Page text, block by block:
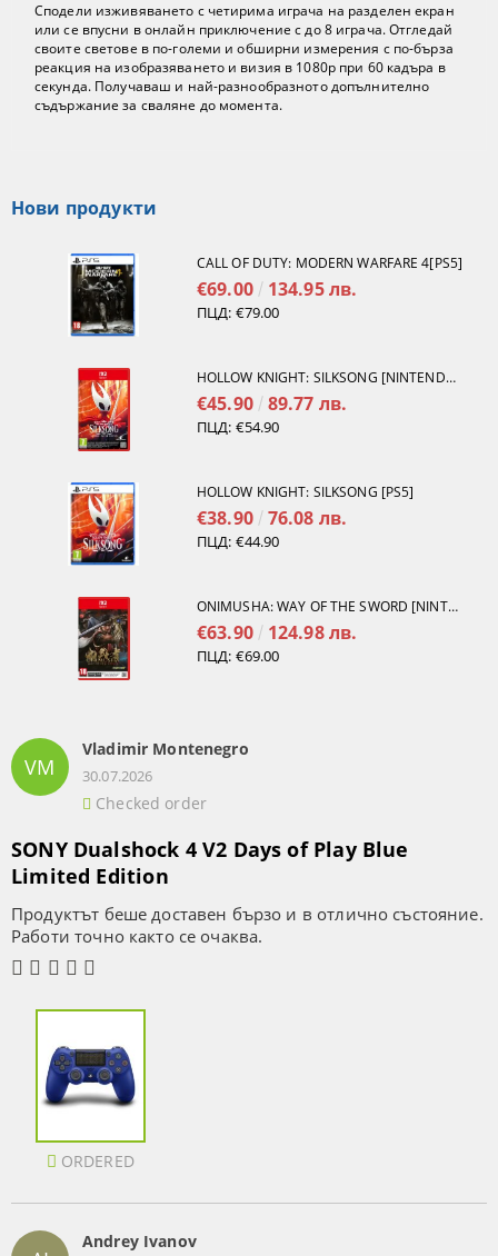
Сподели изживяването с четирима играча на разделен екран
или се впусни в онлайн приключение с до 8 играча. Отгледай
своите светове в по-големи и обширни измерения с по-бърза
реакция на изобразяването и визия в 1080p при 60 кадъра в
секунда. Получаваш и най-разнообразното допълнително
съдържание за сваляне до момента.
Нови продукти
CALL OF DUTY: MODERN WARFARE 4[PS5]
€69.00 134.95 лв.
ПЦД: €79.00
HOLLOW KNIGHT: SILKSONG [NINTENDO SWITCH 2]
€45.90 89.77 лв.
ПЦД: €54.90
HOLLOW KNIGHT: SILKSONG [PS5]
€38.90 76.08 лв.
ПЦД: €44.90
ONIMUSHA: WAY OF THE SWORD [NINTENDO SWITCH 2]
€63.90 124.98 лв.
ПЦД: €69.00
VM
Vladimir Montenegro
30.07.2026
Checked order
SONY Dualshock 4 V2 Days of Play Blue
Limited Edition
Продуктът беше доставен бързо и в отлично състояние.
Работи точно както се очаква.
ORDERED
Andrey Ivanov